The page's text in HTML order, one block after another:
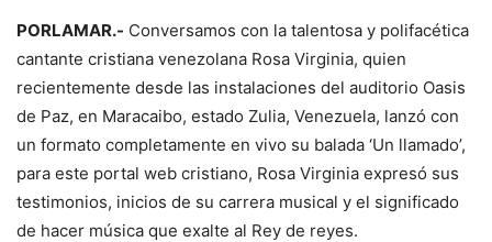
PORLAMAR.- Conversamos con la talentosa y polifacética
cantante cristiana venezolana Rosa Virginia, quien
recientemente desde las instalaciones del auditorio Oasis
de Paz, en Maracaibo, estado Zulia, Venezuela, lanzó con
un formato completamente en vivo su balada ‘Un llamado’,
para este portal web cristiano, Rosa Virginia expresó sus
testimonios, inicios de su carrera musical y el significado
de hacer música que exalte al Rey de reyes.